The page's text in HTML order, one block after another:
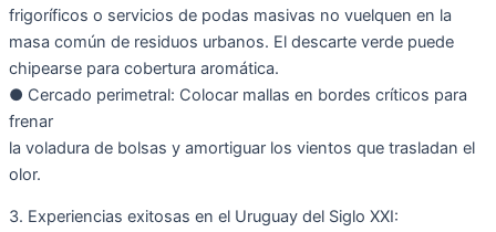
frigoríficos o servicios de podas masivas no vuelquen en la
masa común de residuos urbanos. El descarte verde puede
chipearse para cobertura aromática.
● Cercado perimetral: Colocar mallas en bordes críticos para
frenar
la voladura de bolsas y amortiguar los vientos que trasladan el
olor.
3. Experiencias exitosas en el Uruguay del Siglo XXI: